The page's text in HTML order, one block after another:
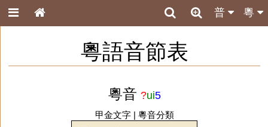
粵
普
粵語音節表
粵音 ?ui5
甲金文字| 粵音分類